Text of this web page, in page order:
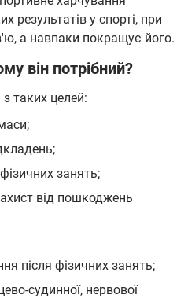
результатів у спорті, при
а навпаки покращує його.
він потрібний?
таких целей:
занять;
від пошкоджень
після фізичних занять;
судинної, нервової